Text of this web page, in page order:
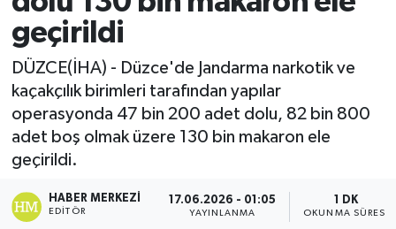
geçirildi
DÜZCE(İHA) - Düzce'de Jandarma narkotik ve
kaçakçılık birimleri tarafından yapılar
operasyonda 47 bin 200 adet dolu, 82 bin 800
adet boş olmak üzere 130 bin makaron ele
geçirildi.
HABER MERKEZI
EDITÖR
17.06.2026 - 01:05
YAYINLANMA
1 DK
OKUNMA SÜRESI
Ekonomi
Sağlık
Tokat Haber